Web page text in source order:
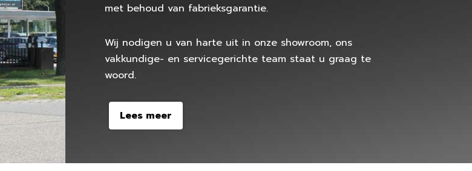
met behoud van fabrieksgarantie.
Wij nodigen u van harte uit in onze showroom, ons
vakkundige- en servicegerichte team staat u graag te
woord.
Lees meer